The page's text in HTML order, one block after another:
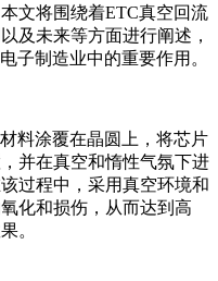
文将围绕着ETC真空回流
及未来等方面进行阐述，
子制造业中的重要作用。
料涂覆在晶圆上，将芯片
并在真空和惰性气氛下进
过程中，采用真空环境和
化和损伤，从而达到高
。